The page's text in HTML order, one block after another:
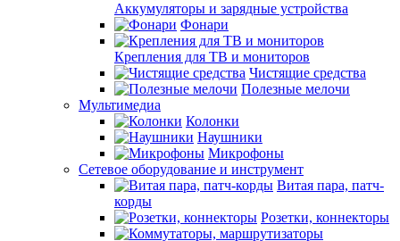
Аккумуляторы и зарядные устройства
Фонари
Крепления для ТВ и мониторов
Чистящие средства
Полезные мелочи
Мультимедиа
Колонки
Наушники
Микрофоны
Сетевое оборудование и инструмент
Витая пара, патч-
корды
Розетки, коннекторы